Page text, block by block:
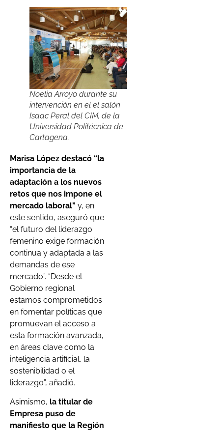
Noelia Arroyo durante su
intervención en el el salón
Isaac Peral del CIM, de la
Universidad Politécnica de
Cartagena.
Marisa López destacó “la
importancia de la
adaptación a los nuevos
retos que nos impone el
mercado laboral” y, en
este sentido, aseguró que
“el futuro del liderazgo
femenino exige formación
continua y adaptada a las
demandas de ese
mercado”. “Desde el
Gobierno regional
estamos comprometidos
en fomentar políticas que
promuevan el acceso a
esta formación avanzada,
en áreas clave como la
inteligencia artificial, la
sostenibilidad o el
liderazgo”, añadió.
Asimismo, la titular de
Empresa puso de
manifiesto que la Región